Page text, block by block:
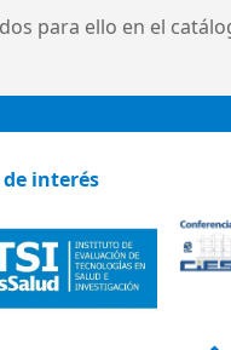
para ello en el
de interés